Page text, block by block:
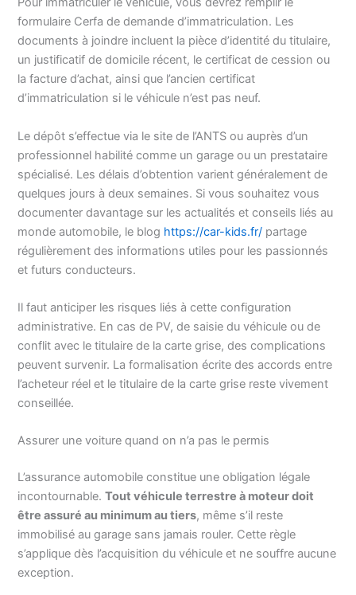
formulaire Cerfa de demande d’immatriculation. Les
documents à joindre incluent la pièce d’identité du titulaire,
un justificatif de domicile récent, le certificat de cession ou
la facture d’achat, ainsi que l’ancien certificat
d’immatriculation si le véhicule n’est pas neuf.
Le dépôt s’effectue via le site de l’ANTS ou auprès d’un
professionnel habilité comme un garage ou un prestataire
spécialisé. Les délais d’obtention varient généralement de
quelques jours à deux semaines. Si vous souhaitez vous
documenter davantage sur les actualités et conseils liés au
monde automobile, le blog https://car-kids.fr/ partage
régulièrement des informations utiles pour les passionnés
et futurs conducteurs.
Il faut anticiper les risques liés à cette configuration
administrative. En cas de PV, de saisie du véhicule ou de
conflit avec le titulaire de la carte grise, des complications
peuvent survenir. La formalisation écrite des accords entre
l’acheteur réel et le titulaire de la carte grise reste vivement
conseillée.
Assurer une voiture quand on n’a pas le permis
L’assurance automobile constitue une obligation légale
incontournable.Tout véhicule terrestre à moteur doit
être assuré au minimum au tiers, même s’il reste
immobilisé au garage sans jamais rouler. Cette règle
s’applique dès l’acquisition du véhicule et ne souffre aucune
exception.